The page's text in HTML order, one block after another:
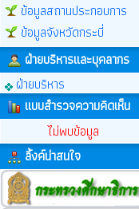
ข้อมูลสถานประกอบการ
ข้อมูลจังหวัดกระบี่
ฝ่ายบริหารและบุคลากร
ฝ่ายบริหาร
แบบสำรวจความคิดเห็น
ไม่พบข้อมูล
ลิ้งค์น่าสนใจ